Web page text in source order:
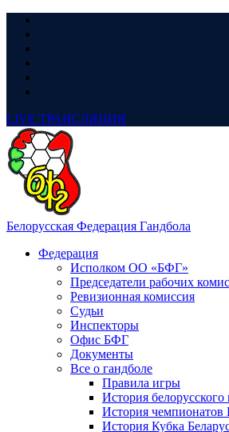
LIVE ТРАНСЛЯЦИЯ
Белорусская Федерация Гандбола
Федерация
Исполком ОО «БФГ»
Председатели рабочих
Ревизионная комиссия
Судьи
Инспекторы
Офис БФГ
Документы
Все о гандболе
Правила игры
История белорусского
История чемпионатов
История Кубка